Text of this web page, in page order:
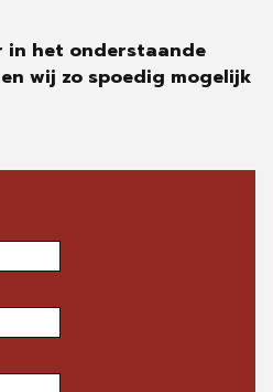
in het onderstaande
wij zo spoedig mogelijk